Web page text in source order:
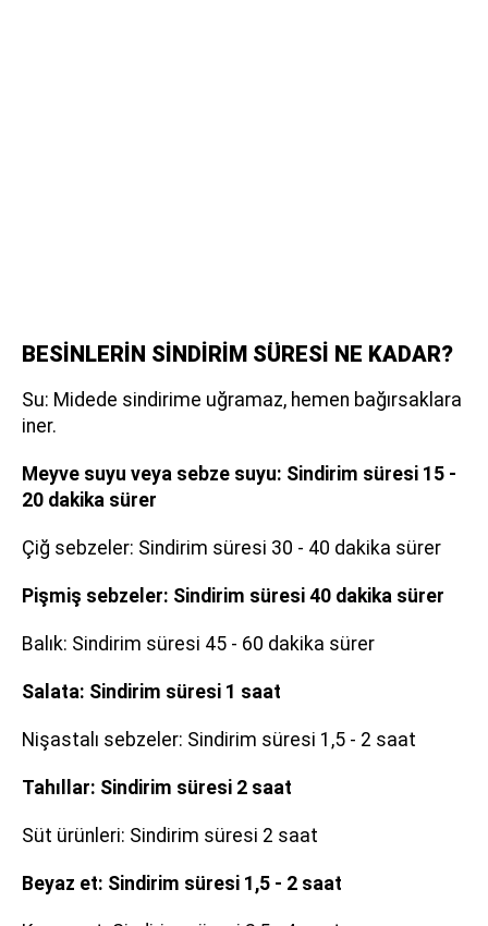
BESİNLERİN SİNDİRİM SÜRESİ NE KADAR?
Su: Midede sindirime uğramaz, hemen bağırsaklara
iner.
Meyve suyu veya sebze suyu: Sindirim süresi 15 -
20 dakika sürer
Çiğ sebzeler: Sindirim süresi 30 - 40 dakika sürer
Pişmiş sebzeler: Sindirim süresi 40 dakika sürer
Balık: Sindirim süresi 45 - 60 dakika sürer
Salata: Sindirim süresi 1 saat
Nişastalı sebzeler: Sindirim süresi 1,5 - 2 saat
Tahıllar: Sindirim süresi 2 saat
Süt ürünleri: Sindirim süresi 2 saat
Beyaz et: Sindirim süresi 1,5 - 2 saat